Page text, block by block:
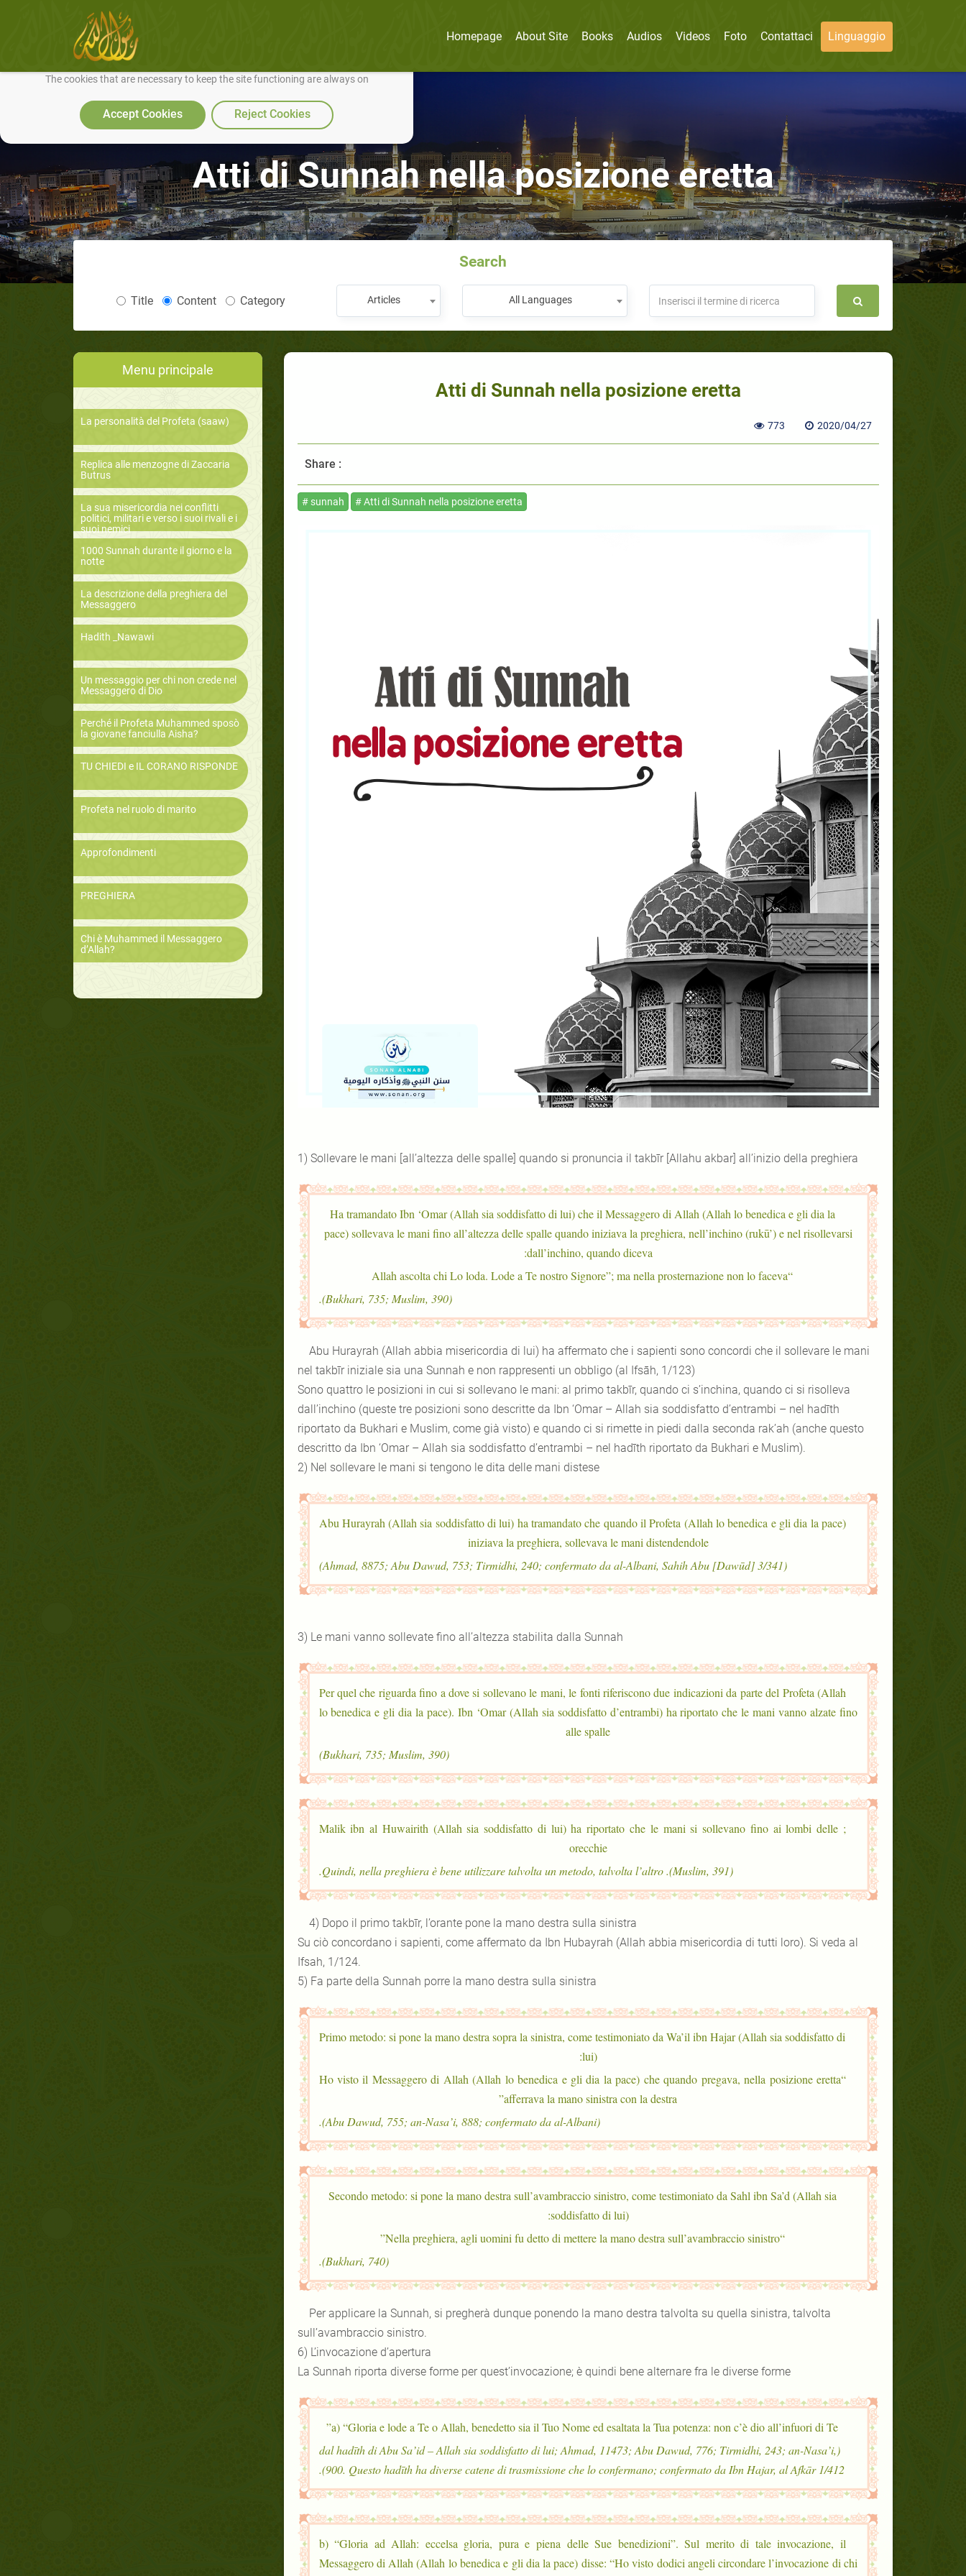
We use cookies to make our site work well for you and so we can continually improve it.
The cookies that are necessary to keep the site functioning are always on
Accept Cookies Reject Cookies
Homepage About Site Books Audios Videos Foto Contattaci Linguaggio
Atti di Sunnah nella posizione eretta
Search
Title Content Category Articles All Languages
Menu principale
La personalità del Profeta (saaw)
Replica alle menzogne di Zaccaria
Butrus
La sua misericordia nei conflitti
politici, militari e verso i suoi rivali e i
suoi nemici
1000 Sunnah durante il giorno e la
notte
La descrizione della preghiera del
Messaggero
Hadith _Nawawi
Un messaggio per chi non crede nel
Messaggero di Dio
Perché il Profeta Muhammed sposò
la giovane fanciulla Aisha?
TU CHIEDI e IL CORANO RISPONDE
Profeta nel ruolo di marito
Approfondimenti
PREGHIERA
Chi è Muhammed il Messaggero
d’Allah?
Atti di Sunnah nella posizione eretta
773 2020/04/27
Share :
# sunnah # Atti di Sunnah nella posizione eretta
1) Sollevare le mani [all’altezza delle spalle] quando si pronuncia il takbīr [Allahu akbar] all’inizio della preghiera
Ha tramandato Ibn ‘Omar (Allah sia soddisfatto di lui) che il Messaggero di Allah (Allah lo benedica e gli dia la
pace) sollevava le mani fino all’altezza delle spalle quando iniziava la preghiera, nell’inchino (rukū’) e nel risollevarsi
dall’inchino, quando diceva:
“Allah ascolta chi Lo loda. Lode a Te nostro Signore”; ma nella prosternazione non lo faceva
(Bukhari, 735; Muslim, 390).
Abu Hurayrah (Allah abbia misericordia di lui) ha affermato che i sapienti sono concordi che il sollevare le mani
nel takbīr iniziale sia una Sunnah e non rappresenti un obbligo (al Ifsāh, 1/123)
Sono quattro le posizioni in cui si sollevano le mani: al primo takbīr, quando ci s’inchina, quando ci si risolleva
dall’inchino (queste tre posizioni sono descritte da Ibn ‘Omar – Allah sia soddisfatto d’entrambi – nel hadīth
riportato da Bukhari e Muslim, come già visto) e quando ci si rimette in piedi dalla seconda rak’ah (anche questo
descritto da Ibn ‘Omar – Allah sia soddisfatto d’entrambi – nel hadīth riportato da Bukhari e Muslim).
2) Nel sollevare le mani si tengono le dita delle mani distese
Abu Hurayrah (Allah sia soddisfatto di lui) ha tramandato che quando il Profeta (Allah lo benedica e gli dia la pace)
iniziava la preghiera, sollevava le mani distendendole
(Ahmad, 8875; Abu Dawud, 753; Tirmidhi, 240; confermato da al-Albani, Sahih Abu [Dawūd] 3/341)
3) Le mani vanno sollevate fino all’altezza stabilita dalla Sunnah
Per quel che riguarda fino a dove si sollevano le mani, le fonti riferiscono due indicazioni da parte del Profeta (Allah
lo benedica e gli dia la pace). Ibn ‘Omar (Allah sia soddisfatto d’entrambi) ha riportato che le mani vanno alzate fino
alle spalle
(Bukhari, 735; Muslim, 390)
; Malik ibn al Huwairith (Allah sia soddisfatto di lui) ha riportato che le mani si sollevano fino ai lombi delle
orecchie
(Muslim, 391). Quindi, nella preghiera è bene utilizzare talvolta un metodo, talvolta l’altro.
4) Dopo il primo takbīr, l’orante pone la mano destra sulla sinistra
Su ciò concordano i sapienti, come affermato da Ibn Hubayrah (Allah abbia misericordia di tutti loro). Si veda al
Ifsah, 1/124.
5) Fa parte della Sunnah porre la mano destra sulla sinistra
Primo metodo: si pone la mano destra sopra la sinistra, come testimoniato da Wa’il ibn Hajar (Allah sia soddisfatto di
lui):
“Ho visto il Messaggero di Allah (Allah lo benedica e gli dia la pace) che quando pregava, nella posizione eretta
afferrava la mano sinistra con la destra”
(Abu Dawud, 755; an-Nasa’i, 888; confermato da al-Albani).
Secondo metodo: si pone la mano destra sull’avambraccio sinistro, come testimoniato da Sahl ibn Sa’d (Allah sia
soddisfatto di lui):
“Nella preghiera, agli uomini fu detto di mettere la mano destra sull’avambraccio sinistro”
(Bukhari, 740).
Per applicare la Sunnah, si pregherà dunque ponendo la mano destra talvolta su quella sinistra, talvolta
sull’avambraccio sinistro.
6) L’invocazione d’apertura
La Sunnah riporta diverse forme per quest’invocazione; è quindi bene alternare fra le diverse forme
a) “Gloria e lode a Te o Allah, benedetto sia il Tuo Nome ed esaltata la Tua potenza: non c’è dio all’infuori di Te”
(dal hadīth di Abu Sa’id – Allah sia soddisfatto di lui; Ahmad, 11473; Abu Dawud, 776; Tirmidhi, 243; an-Nasa’i,
900. Questo hadīth ha diverse catene di trasmissione che lo confermano; confermato da Ibn Hajar, al Afkār 1/412).
b) “Gloria ad Allah: eccelsa gloria, pura e piena delle Sue benedizioni”. Sul merito di tale invocazione, il
Messaggero di Allah (Allah lo benedica e gli dia la pace) disse: “Ho visto dodici angeli circondare l’invocazione di chi